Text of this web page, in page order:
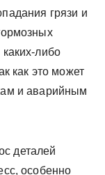
грязи и
либо
как это может
и аварийным
деталей
особенно